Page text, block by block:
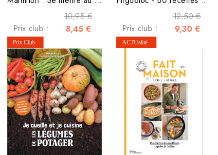
10,95 €
Prix club : 8,45 €
12,50 €
Prix club : 9,30 €